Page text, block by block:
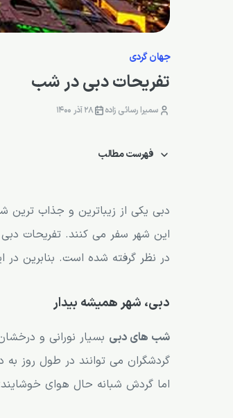
جهان گردی
تفریحات دبی در شب
سمیرا رسائی زاده 28 آذر 1400
فهرست مطالب
تفریحات شبانه دبی
سافاری دبی در شب
کلاب های شبانه دبی
قدم زدن در سواحل دبی
آبنمای دبی
ساختمان THE44
دبی یکی از زیباترین و جذاب ترین
این شهر سفر می کنند. تفریحات
در نظر گرفته شده است. بنابرین در
دبی، شهر همیشه بیدار
شب های دبی بسیار نورانی و
گردشگران می توانند در طول روز به
اما گردش شبانه حال هوای